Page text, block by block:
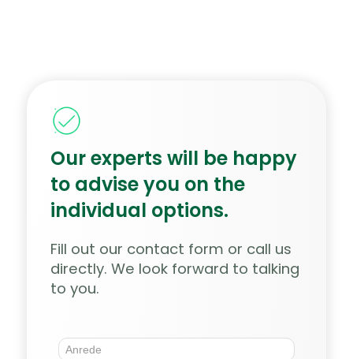
Our experts will be happy
to advise you on the
individual options.
Fill out our contact form or call us
directly. We look forward to talking
to you.